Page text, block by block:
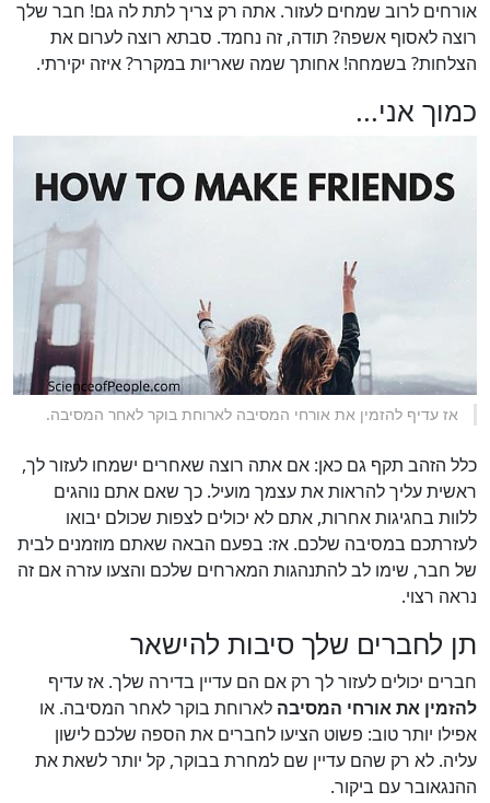
אורחים לרוב שמחים לעזור. אתה רק צריך לתת לה גם! חבר שלך
רוצה לאסוף אשפה? תודה, זה נחמד. סבתא רוצה לערום את
הצלחות? בשמחה! אחותך שמה שאריות במקרר? איזה יקירתי.
כמוך אני...
אז עדיף להזמין את אורחי המסיבה לארוחת בוקר לאחר המסיבה.
כלל הזהב תקף גם כאן: אם אתה רוצה שאחרים ישמחו לעזור לך,
ראשית עליך להראות את עצמך מועיל. כך שאם אתם נוהגים
ללוות בחגיגות אחרות, אתם לא יכולים לצפות שכולם יבואו
לעזרתכם במסיבה שלכם. אז: בפעם הבאה שאתם מוזמנים לבית
של חבר, שימו לב להתנהגות המארחים שלכם והצעו עזרה אם זה
נראה רצוי.
תן לחברים שלך סיבות להישאר
חברים יכולים לעזור לך רק אם הם עדיין בדירה שלך. אז עדיף
להזמין את אורחי המסיבה לארוחת בוקר לאחר המסיבה. או
אפילו יותר טוב: פשוט הציעו לחברים את הספה שלכם לישון
עליה. לא רק שהם עדיין שם למחרת בבוקר, קל יותר לשאת את
ההנגאובר עם ביקור.